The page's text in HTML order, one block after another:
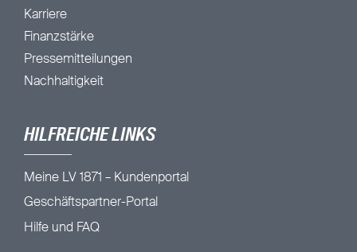
Karriere
Finanzstärke
Pressemitteilungen
Nachhaltigkeit
HILFREICHE LINKS
Meine LV 1871 – Kundenportal
Geschäftspartner-Portal
Hilfe und FAQ